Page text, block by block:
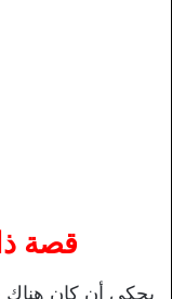
قصة
يحكى أن كان هناك